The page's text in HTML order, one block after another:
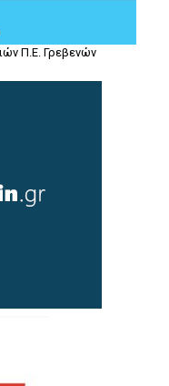
Π.Ε. Γρεβενών